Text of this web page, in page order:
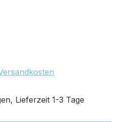
Lieferzeit 1-3 Tage